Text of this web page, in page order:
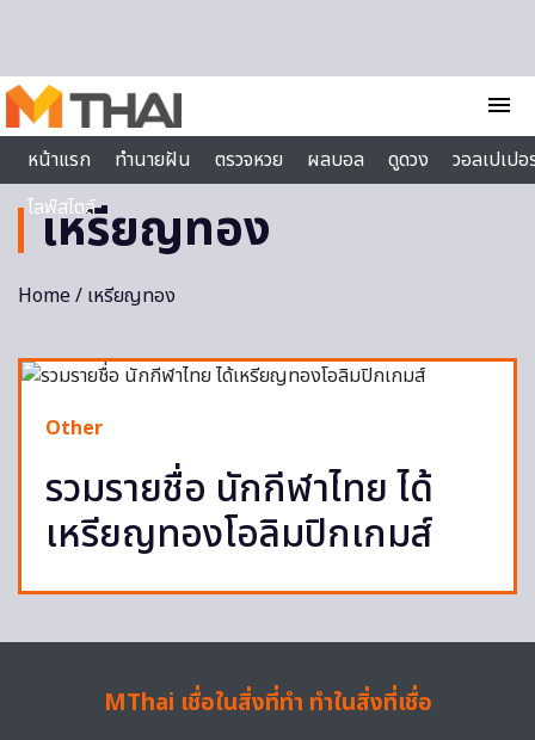
menu
หน้าแรก
ทำนายฝัน ตรวจหวย ผลบอล ดูดวง
วอลเปเป
ไลฟ์สไตล์
เหรียญทอง
Home/ เหรียญทอง
Other
รวมรายชื่อ นักกีฬาไทย ได้
เหรียญทองโอลิมปิกเกมส์
MThai เชื่อในสิ่งที่ทำ ทำในสิ่งที่เชื่อ